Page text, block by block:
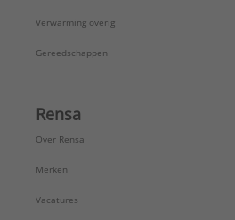
Verwarming overig
Gereedschappen
Rensa
Over Rensa
Merken
Vacatures